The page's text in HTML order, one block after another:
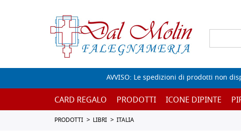
AVVISO: Le spedizioni di prodotti non
CARD REGALO PRODOTTI ICONE DIPINTE
PRODOTTI LIBRI ITALIA